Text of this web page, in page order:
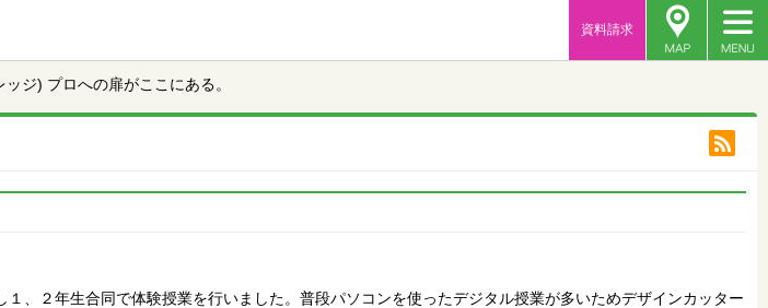
資料請求
、２年生合同で体験授業を行いました。普段パソコンを使ったデジタル授業が多いためデザインカッター